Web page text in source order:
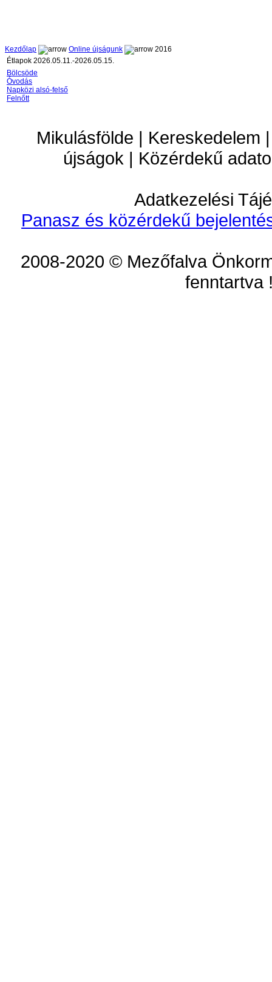
Kezdőlap Online újságunk
2016
Étlapok 2026.05.11.-2026.05.15.
Bölcsöde
Óvodás
Napközi alsó-felső
Felnőtt
Mikulásfölde | Kereskedelem
újságok | Közérdekű
Adatkezelési
Panasz és közérdekű
2008-2020 © Mezőfalva
fenntartva